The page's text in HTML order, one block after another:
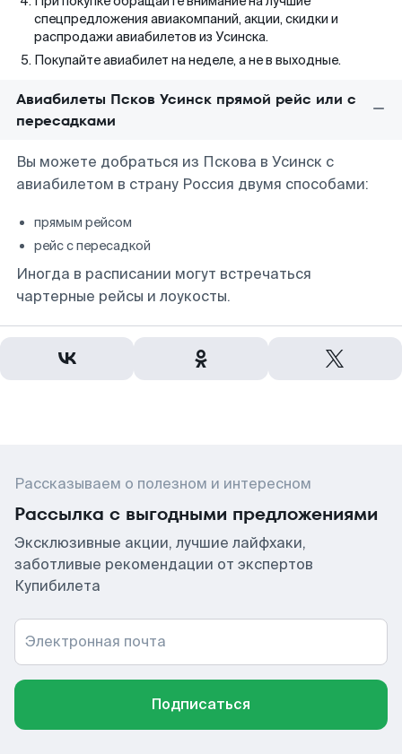
спецпредложения авиакомпаний, акции, скидки и
распродажи авиабилетов из Усинска.
Покупайте авиабилет на неделе, а не в выходные.
Авиабилеты Псков Усинск прямой рейс или с
пересадками
Вы можете добраться из Пскова в Усинск с
авиабилетом в страну Россия двумя способами:
прямым рейсом
рейс с пересадкой
Иногда в расписании могут встречаться
чартерные рейсы и лоукосты.
Рассказываем о полезном и интересном
Рассылка с выгодными предложениями
Эксклюзивные акции, лучшие лайфхаки,
заботливые рекомендации от экспертов
Купибилета
Электронная почта
Подписаться